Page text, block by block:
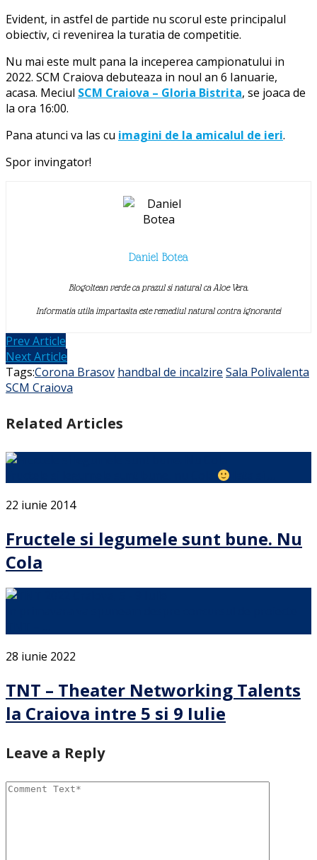
Evident, in astfel de partide nu scorul este principalul
obiectiv, ci revenirea la turatia de competitie.
Nu mai este mult pana la inceperea campionatului in
2022. SCM Craiova debuteaza in noul an 6 Ianuarie,
acasa. Meciul SCM Craiova – Gloria Bistrita, se joaca de
la ora 16:00.
Pana atunci va las cu imagini de la amicalul de ieri.
Spor invingator!
Daniel Botea
Blogoltean verde ca prazul si natural ca Aloe Vera.
Informatia utila impartasita este remediul natural contra ignorantei
Prev Article
Next Article
Tags:Corona Brasov handbal de incalzire Sala Polivalenta
SCM Craiova
Related Articles
22 iunie 2014
Fructele si legumele sunt bune. Nu
Cola
28 iunie 2022
TNT – Theater Networking Talents
la Craiova intre 5 si 9 Iulie
Leave a Reply